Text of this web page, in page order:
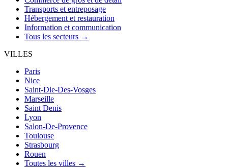
Transports et entreposage
Hébergement et restauration
Information et communication
Tous les secteurs →
VILLES
Paris
Nice
Saint-Die-Des-Vosges
Marseille
Saint Denis
Lyon
Salon-De-Provence
Toulouse
Strasbourg
Rouen
Toutes les villes →